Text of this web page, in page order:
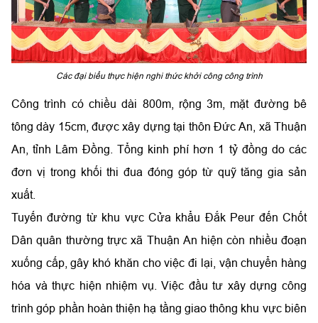
Các đại biểu thực hiện nghi thức khởi công công trình
Công trình có chiều dài 800m, rộng 3m, mặt đường bê
tông dày 15cm, được xây dựng tại thôn Đức An, xã Thuận
An, tỉnh Lâm Đồng. Tổng kinh phí hơn 1 tỷ đồng do các
đơn vị trong khối thi đua đóng góp từ quỹ tăng gia sản
xuất.
Tuyến đường từ khu vực Cửa khẩu Đắk Peur đến Chốt
Dân quân thường trực xã Thuận An hiện còn nhiều đoạn
xuống cấp, gây khó khăn cho việc đi lại, vận chuyển hàng
hóa và thực hiện nhiệm vụ. Việc đầu tư xây dựng công
trình góp phần hoàn thiện hạ tầng giao thông khu vực biên